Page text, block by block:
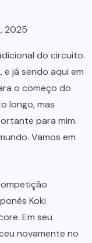
2025
do circuito.
e já sendo aqui em
o começo do
longo, mas
para mim.
Vamos em
Koki
Em seu
novamente no